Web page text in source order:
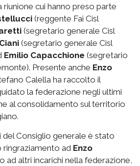
riunione cui hanno preso parte
(reggente Fai Cisl
(segretario generale Cisl
(segretario generale Cisl
Emilio Capacchione (segretario
Presente anche Enzo
Calella ha raccolto il
la federazione negli ultimi
al consolidamento sul territorio
Consiglio generale è stato
ringraziamento ad Enzo
ad altri incarichi nella federazione,